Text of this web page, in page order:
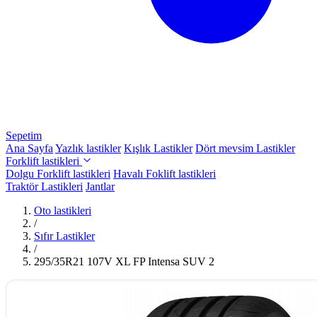
Sepetim
Ana Sayfa Yazlık lastikler Kışlık Lastikler Dört mevsim Lastikler
Forklift lastikleri
Dolgu Forklift lastikleri Havalı Foklift lastikleri
Traktör Lastikleri Jantlar
Oto lastikleri
/
Sıfır Lastikler
/
295/35R21 107V XL FP Intensa SUV 2